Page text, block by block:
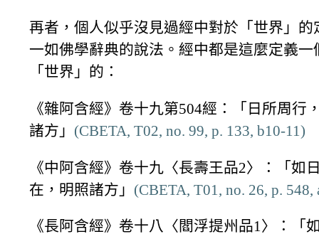
再者，個人似乎沒見過經中對於「世界」的
一如佛學辭典的說法。經中都是這麼定義一
「世界」的：
《雜阿含經》卷十九第504經：「日所周行
諸方」 (CBETA, T02, no. 99, p. 133, b10-11)
《中阿含經》卷十九〈長壽王品2〉：「如
在，明照諸方」 (CBETA, T01, no. 26, p. 548,
《長阿含經》卷十八〈閻浮提州品1〉：「